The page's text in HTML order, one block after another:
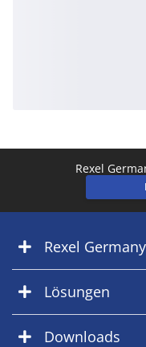
Rexel
Rexel Germany
Lösungen
Downloads